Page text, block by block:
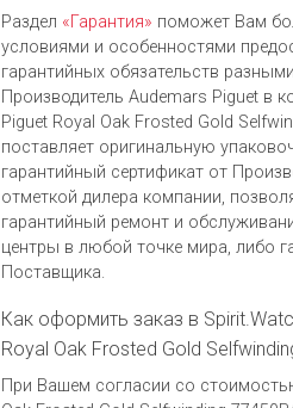
Раздел «Гарантия» поможет Вам
условиями и особенностями
гарантийных обязательств
Производитель Audemars Piguet в
Piguet Royal Oak Frosted Gold
поставляет оригинальную
гарантийный сертификат от
отметкой дилера компании,
гарантийный ремонт и
центры в любой точке мира, либо
Поставщика.
Как оформить заказ в
Royal Oak Frosted Gold
При Вашем согласии со